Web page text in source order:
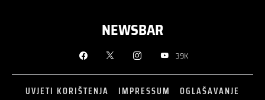
NEWSBAR
39K
UVJETI KORIŠTENJA IMPRESSUM
OGLAŠAVANJE